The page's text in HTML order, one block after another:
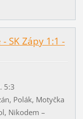
- SK Zápy 1:1 -
5:3
Polák, Motyčka
Nikodem –